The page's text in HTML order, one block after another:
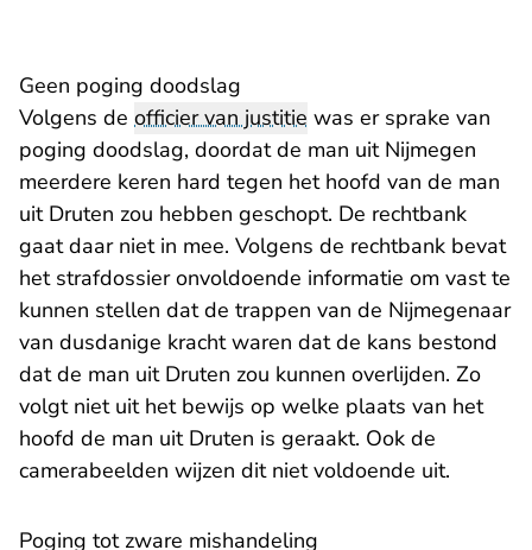
Geen poging doodslag
Volgens de officier van justitie was er sprake van
poging doodslag, doordat de man uit Nijmegen
meerdere keren hard tegen het hoofd van de man
uit Druten zou hebben geschopt. De rechtbank
gaat daar niet in mee. Volgens de rechtbank bevat
het strafdossier onvoldoende informatie om vast te
kunnen stellen dat de trappen van de Nijmegenaar
van dusdanige kracht waren dat de kans bestond
dat de man uit Druten zou kunnen overlijden. Zo
volgt niet uit het bewijs op welke plaats van het
hoofd de man uit Druten is geraakt. Ook de
camerabeelden wijzen dit niet voldoende uit.
Poging tot zware mishandeling